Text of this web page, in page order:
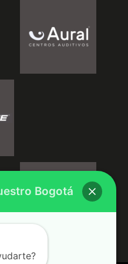
Bogotá